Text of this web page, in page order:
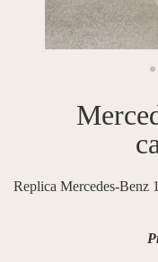
Replica Mercedes-Benz